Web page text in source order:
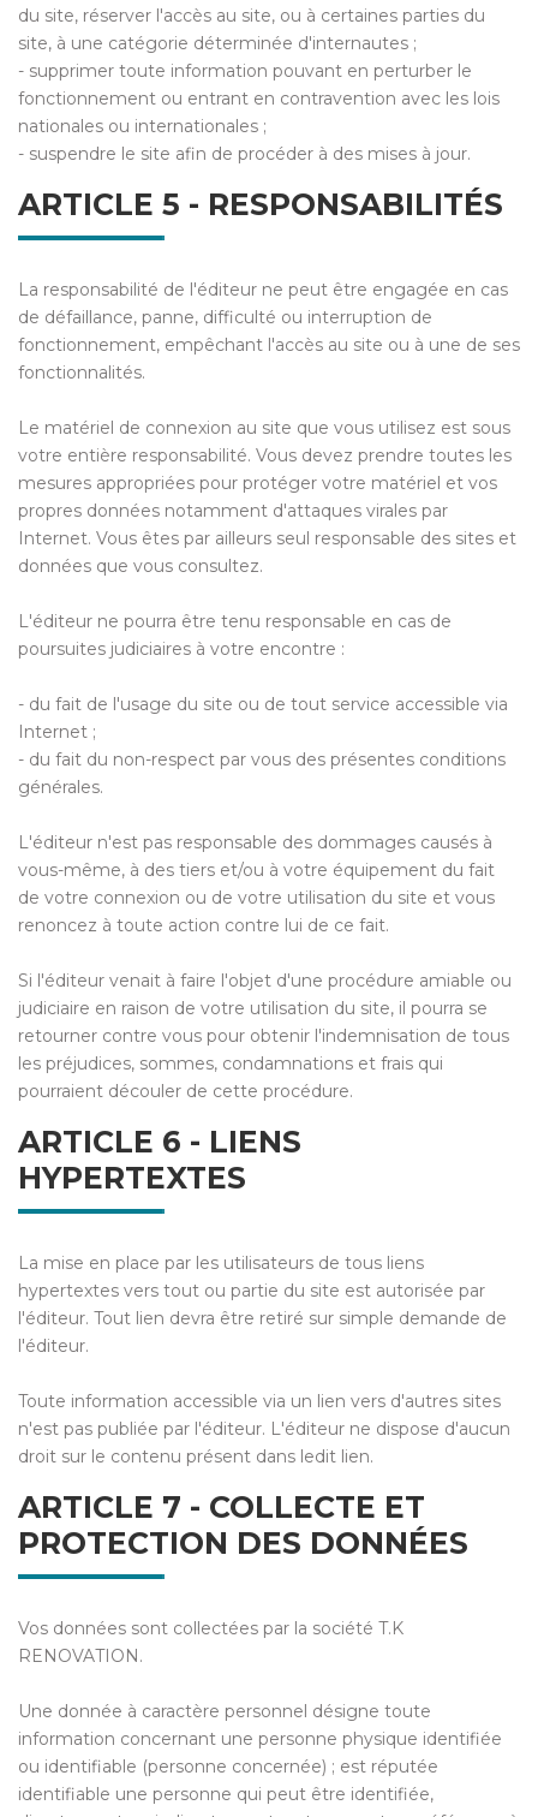
du site, réserver l'accès au site, ou à certaines parties du
site, à une catégorie déterminée d'internautes ;
- supprimer toute information pouvant en perturber le
fonctionnement ou entrant en contravention avec les lois
nationales ou internationales ;
- suspendre le site afin de procéder à des mises à jour.
ARTICLE 5 - RESPONSABILITÉS
La responsabilité de l'éditeur ne peut être engagée en cas
de défaillance, panne, difficulté ou interruption de
fonctionnement, empêchant l'accès au site ou à une de ses
fonctionnalités.
Le matériel de connexion au site que vous utilisez est sous
votre entière responsabilité. Vous devez prendre toutes les
mesures appropriées pour protéger votre matériel et vos
propres données notamment d'attaques virales par
Internet. Vous êtes par ailleurs seul responsable des sites et
données que vous consultez.
L'éditeur ne pourra être tenu responsable en cas de
poursuites judiciaires à votre encontre :
- du fait de l'usage du site ou de tout service accessible via
Internet ;
- du fait du non-respect par vous des présentes conditions
générales.
L'éditeur n'est pas responsable des dommages causés à
vous-même, à des tiers et/ou à votre équipement du fait
de votre connexion ou de votre utilisation du site et vous
renoncez à toute action contre lui de ce fait.
Si l'éditeur venait à faire l'objet d'une procédure amiable ou
judiciaire en raison de votre utilisation du site, il pourra se
retourner contre vous pour obtenir l'indemnisation de tous
les préjudices, sommes, condamnations et frais qui
pourraient découler de cette procédure.
ARTICLE 6 - LIENS
HYPERTEXTES
La mise en place par les utilisateurs de tous liens
hypertextes vers tout ou partie du site est autorisée par
l'éditeur. Tout lien devra être retiré sur simple demande de
l'éditeur.
Toute information accessible via un lien vers d'autres sites
n'est pas publiée par l'éditeur. L'éditeur ne dispose d'aucun
droit sur le contenu présent dans ledit lien.
ARTICLE 7 - COLLECTE ET
PROTECTION DES DONNÉES
Vos données sont collectées par la société T.K
RENOVATION.
Une donnée à caractère personnel désigne toute
information concernant une personne physique identifiée
ou identifiable (personne concernée) ; est réputée
identifiable une personne qui peut être identifiée,